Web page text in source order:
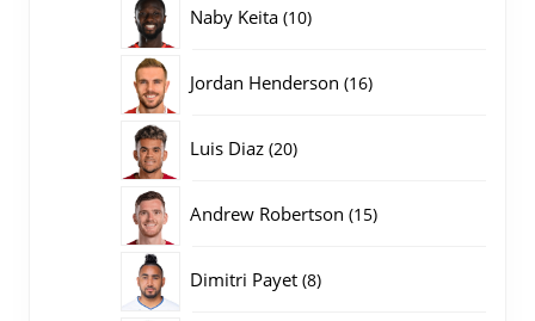
Naby Keita 1010
Jordan Henderson 1616
Luis Diaz 2020
Andrew Robertson 1515
Dimitri Payet 88